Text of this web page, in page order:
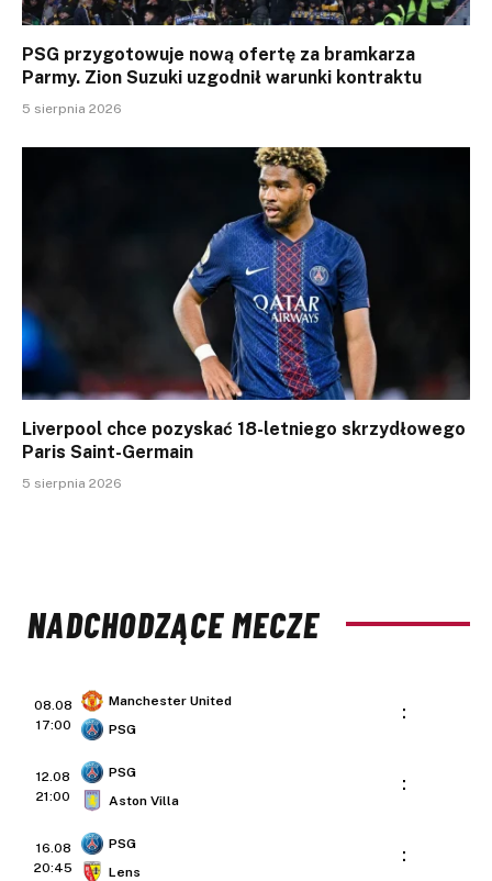
PSG przygotowuje nową ofertę za bramkarza
Parmy. Zion Suzuki uzgodnił warunki kontraktu
5 sierpnia 2026
Liverpool chce pozyskać 18-letniego skrzydłowego
Paris Saint-Germain
5 sierpnia 2026
NADCHODZĄCE MECZE
08.08
17:00
Manchester United
PSG
:
12.08
21:00
PSG
Aston Villa
:
16.08
20:45
PSG
Lens
: